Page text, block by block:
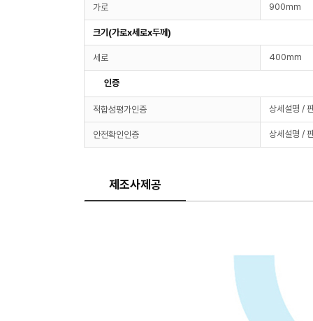
가로 900mm
크기(가로x세로x두께)
세로 400mm
인증
적합성평가인증 상세설명 /
안전확인인증 상세설명 /
제조사제공